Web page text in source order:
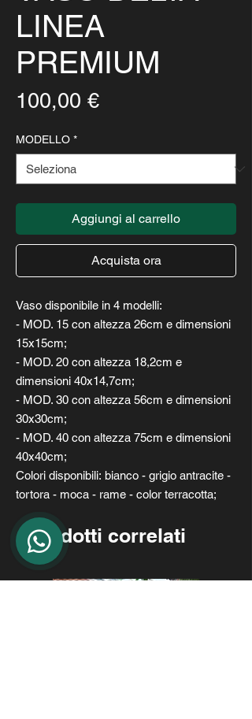
LINEA
PREMIUM
100,00 €Prezzo
MODELLO *
Aggiungi al carrello
Acquista ora
Vaso disponibile in 4 modelli:
- MOD. 15 con altezza 26cm e dimensioni
15x15cm;
- MOD. 20 con altezza 18,2cm e
dimensioni 40x14,7cm;
- MOD. 30 con altezza 56cm e dimensioni
30x30cm;
- MOD. 40 con altezza 75cm e dimensioni
40x40cm;
Colori disponibili: bianco - grigio antracite -
tortora - moca - rame - color terracotta;
Prodotti correlati